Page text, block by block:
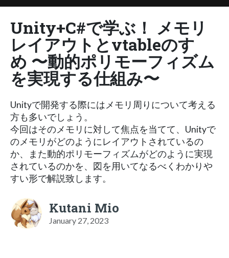
Unity+C#で学ぶ！ メモリ
レイアウトとvtableのすゝ
め 〜動的ポリモーフィズム
を実現する仕組み〜
Unityで開発する際にはメモリ周りについて考える
方も多いでしょう。
今回はそのメモリに対して焦点を当てて、Unityで
のメモリがどのようにレイアウトされているの
か、また動的ポリモーフィズムがどのように実現
されているのかを、図を用いてなるべくわかりや
すい形で解説致します。
Kutani Mio
January 27, 2023